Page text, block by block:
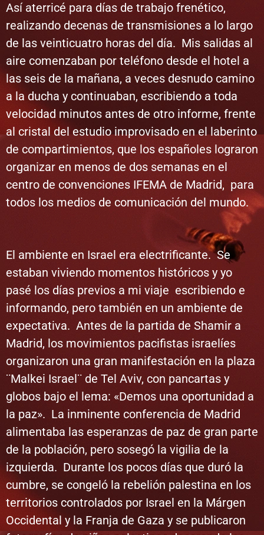
Así aterricé para días de trabajo frenético,
realizando decenas de transmisiones a lo largo
de las veinticuatro horas del día. Mis salidas al
aire comenzaban por teléfono desde el hotel a
las seis de la mañana, a veces desnudo camino
a la ducha y continuaban, escribiendo a toda
velocidad minutos antes de otro informe, frente
al cristal del estudio improvisado en el laberinto
de compartimientos, que los españoles lograron
organizar en menos de dos semanas en el
centro de convenciones IFEMA de Madrid, para
todos los medios de comunicación del mundo.
El ambiente en Israel era electrificante. Se
estaban viviendo momentos históricos y yo
pasé los días previos a mi viaje escribiendo e
informando, pero también en un ambiente de
expectativa. Antes de la partida de Shamir a
Madrid, los movimientos pacifistas israelíes
organizaron una gran manifestación en la plaza
¨Malkei Israel¨ de Tel Aviv, con pancartas y
globos bajo el lema: «Demos una oportunidad a
la paz». La inminente conferencia de Madrid
alimentaba las esperanzas de paz de gran parte
de la población, pero sosegó la vigilia de la
izquierda. Durante los pocos días que duró la
cumbre, se congeló la rebelión palestina en los
territorios controlados por Israel en la Márgen
Occidental y la Franja de Gaza y se publicaron